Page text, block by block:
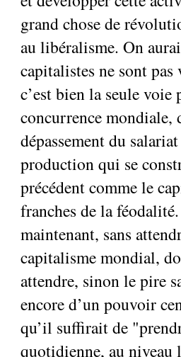
grand chose de
au libéralisme. On
capitalistes ne sont
c’est bien la seule
concurrence mondiale,
dépassement du
production qui se
précédent comme le
franches de la
maintenant, sans
capitalisme mondial,
attendre, sinon le pire
encore d’un pouvoir
qu’il suffirait de
quotidienne, au niveau